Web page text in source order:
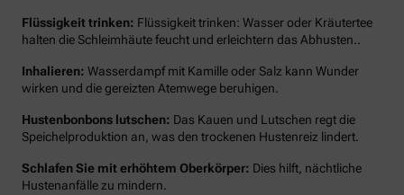
Flüssigkeit trinken: Flüssigkeit trinken: Wasser oder Kräutertee
halten die Schleimhäute feucht und erleichtern das Abhusten..
Inhalieren: Wasserdampf mit Kamille oder Salz kann Wunder
wirken und die gereizten Atemwege beruhigen.
Hustenbonbons lutschen: Das Kauen und Lutschen regt die
Speichelproduktion an, was den trockenen Hustenreiz lindert.
Schlafen Sie mit erhöhtem Oberkörper: Dies hilft, nächtliche
Hustenanfälle zu mindern.